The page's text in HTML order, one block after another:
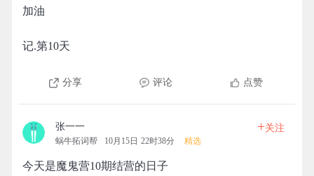
加油
记.第10天
分享 评论 点赞
张一一
蜗牛拓词帮 10月15日 22时38分 精选
+关注
今天是魔鬼营10期结营的日子